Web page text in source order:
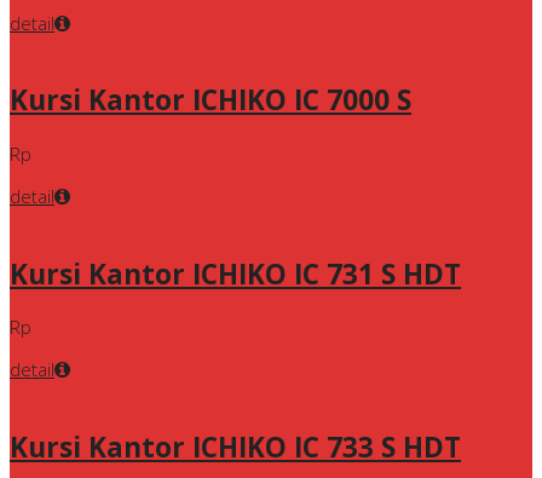
detail
Kursi Kantor ICHIKO IC 7000 S
Rp
detail
Kursi Kantor ICHIKO IC 731 S HDT
Rp
detail
Kursi Kantor ICHIKO IC 733 S HDT